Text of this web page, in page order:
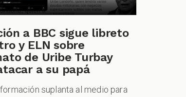
a BBC sigue libreto
y ELN sobre
de Uribe Turbay
a su papá
suplanta al medio para